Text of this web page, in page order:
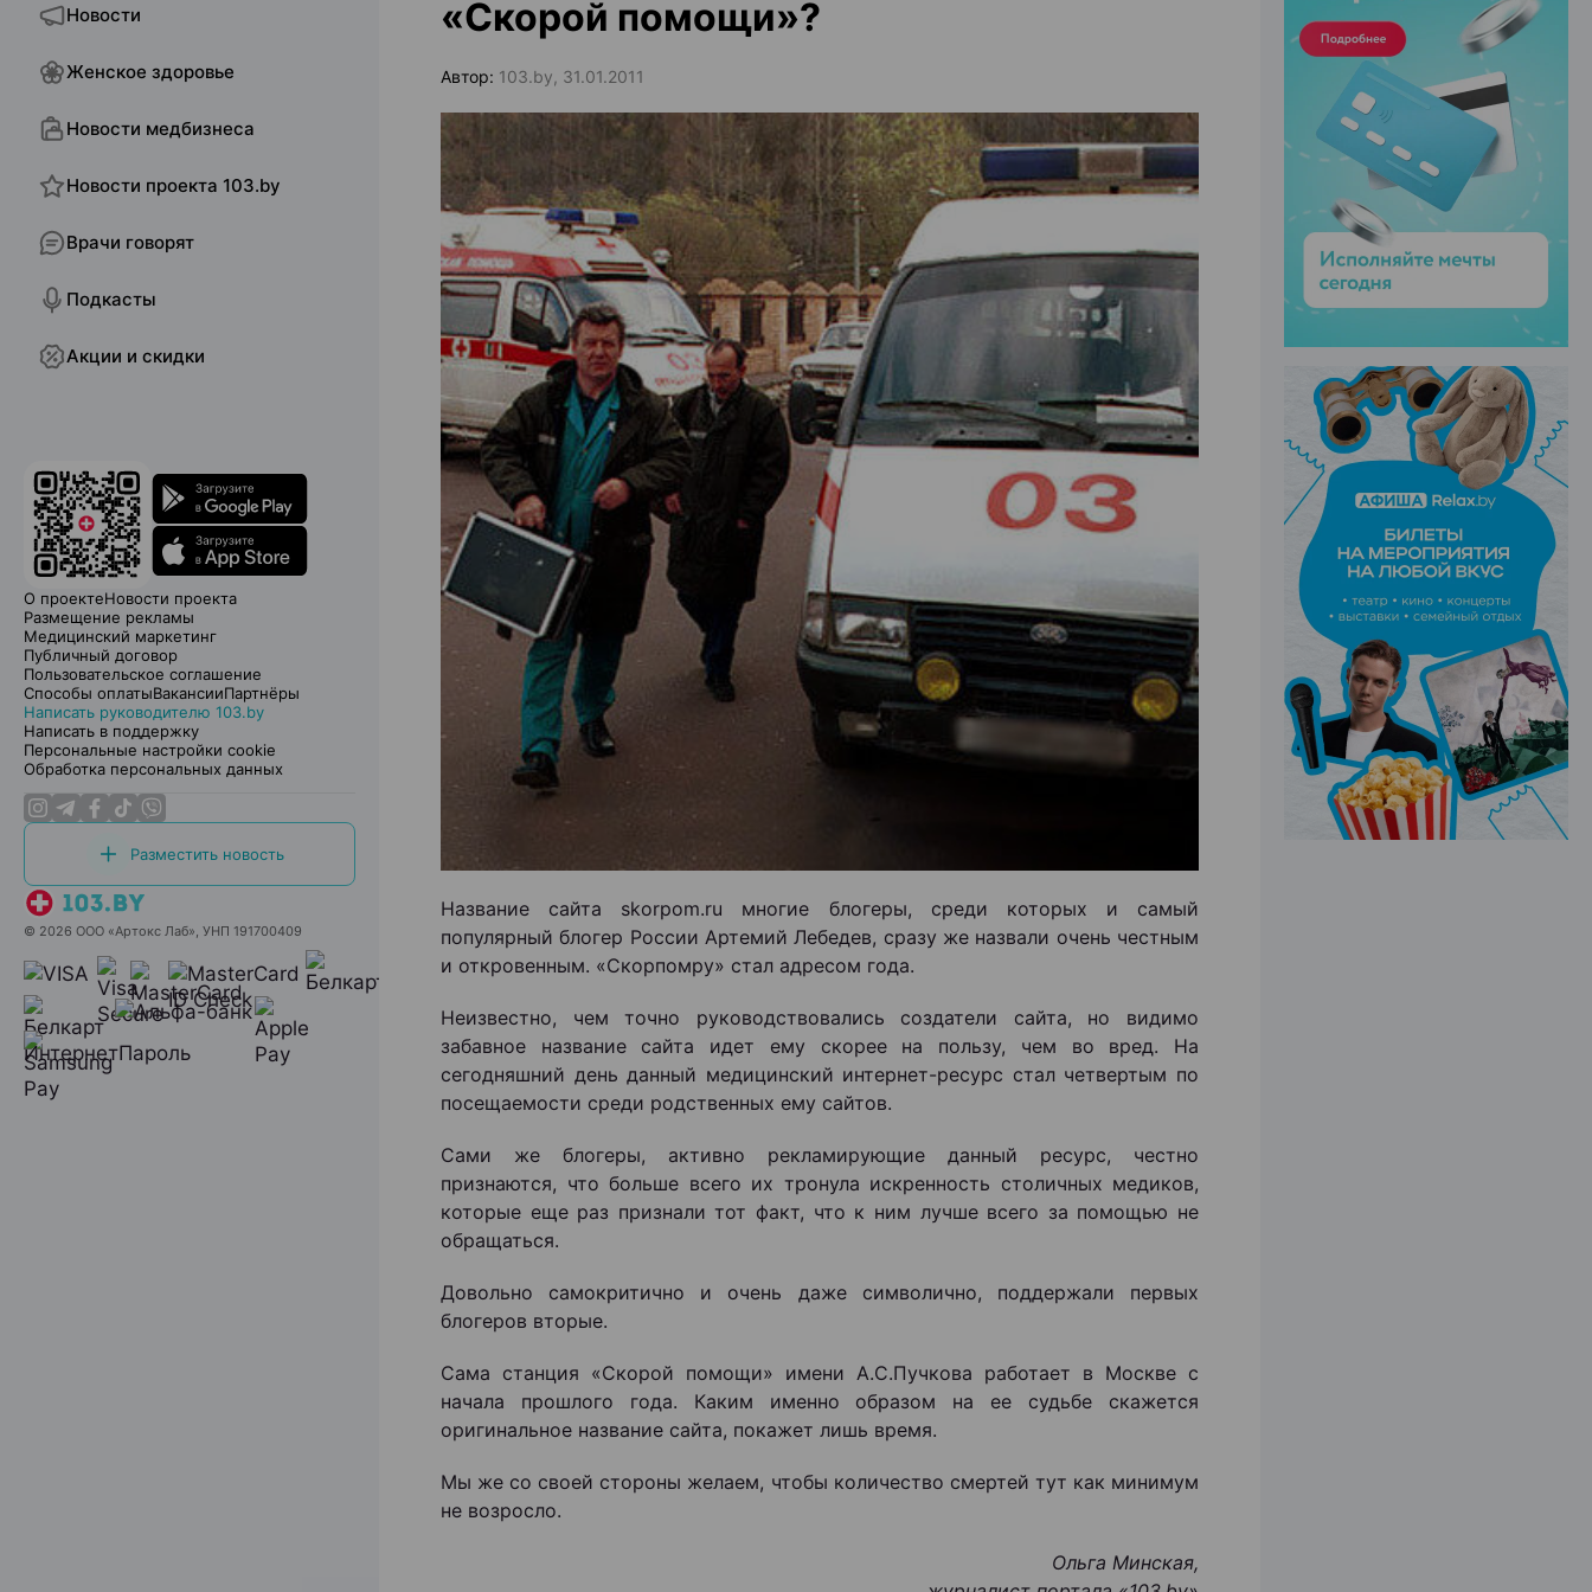
Новости
Женское здоровье
Новости медбизнеса
Новости проекта 103.by
Врачи говорят
Подкасты
Акции и скидки
О проектеНовости проекта
Размещение рекламы
Медицинский маркетинг
Публичный договор
Пользовательское соглашение
Способы оплатыВакансииПартнёры
Написать руководителю 103.by
Написать в поддержку
Персональные настройки cookie
Обработка персональных данных
Разместить новость
© 2026 ООО «Артокс Лаб», УНП 191700409
«Скорой помощи»?
Автор: 103.by, 31.01.2011
Название сайта skorpom.ru многие блогеры, среди которых и самый
популярный блогер России Артемий Лебедев, сразу же назвали очень честным
и откровенным. «Скорпомру» стал адресом года.
Неизвестно, чем точно руководствовались создатели сайта, но видимо
забавное название сайта идет ему скорее на пользу, чем во вред. На
сегодняшний день данный медицинский интернет-ресурс стал четвертым по
посещаемости среди родственных ему сайтов.
Сами же блогеры, активно рекламирующие данный ресурс, честно
признаются, что больше всего их тронула искренность столичных медиков,
которые еще раз признали тот факт, что к ним лучше всего за помощью не
обращаться.
Довольно самокритично и очень даже символично, поддержали первых
блогеров вторые.
Сама станция «Скорой помощи» имени А.С.Пучкова работает в Москве с
начала прошлого года. Каким именно образом на ее судьбе скажется
оригинальное название сайта, покажет лишь время.
Мы же со своей стороны желаем, чтобы количество смертей тут как минимум
не возросло.
Ольга Минская,
ЭФФЕКТИВНАЯ РЕКЛАМА НА САЙТЕ
ЭФФЕКТИВНАЯ РЕКЛАМА НА САЙТЕ